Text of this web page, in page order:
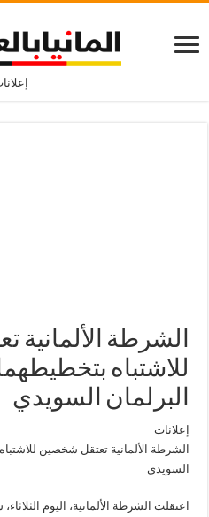
الشرطة
للاشتباه
البرلمان السويدي
إعلانات
الشرطة الألمانية تعتقل شخصين
السويدي
اعتقلت الشرطة الألمانية، اليوم